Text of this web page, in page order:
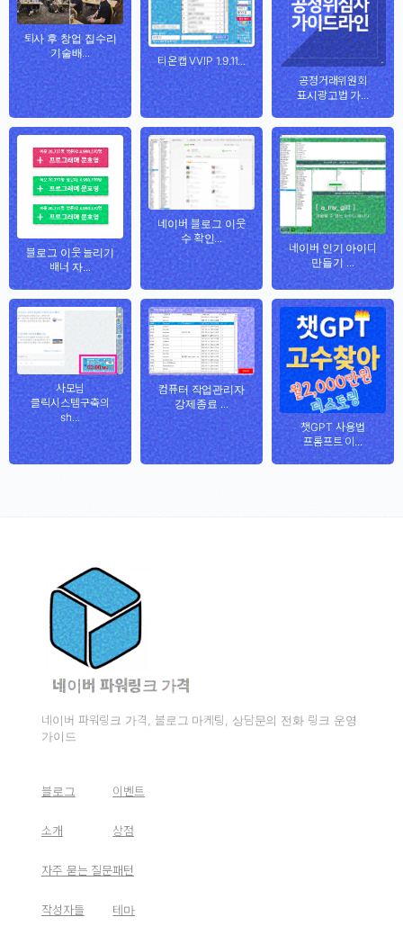
퇴사 후 창업 집수리
기술배...
티온캡 VVIP 1.9.11...
공정거래위원회
표시광고법 가...
블로그 이웃 늘리기
배너 자...
네이버 블로그 이웃
수 확인...
네이버 인기 아이디
만들기 ...
사모님
클릭시스템구축의
sh...
컴퓨터 작업관리자
강제종료 ...
챗GPT 사용법
프롬프트 이...
네이버 파워링크 가격
네이버 파워링크 가격, 블로그 마케팅, 상담문의 전화 링크 운영
가이드
블로그
소개
자주 묻는 질문
작성자들
이벤트
상점
패턴
테마